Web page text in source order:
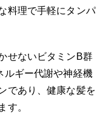
料理で手軽にタンパ
せないビタミンB群
ルギー代謝や神経機
であり、健康な髪を
す。